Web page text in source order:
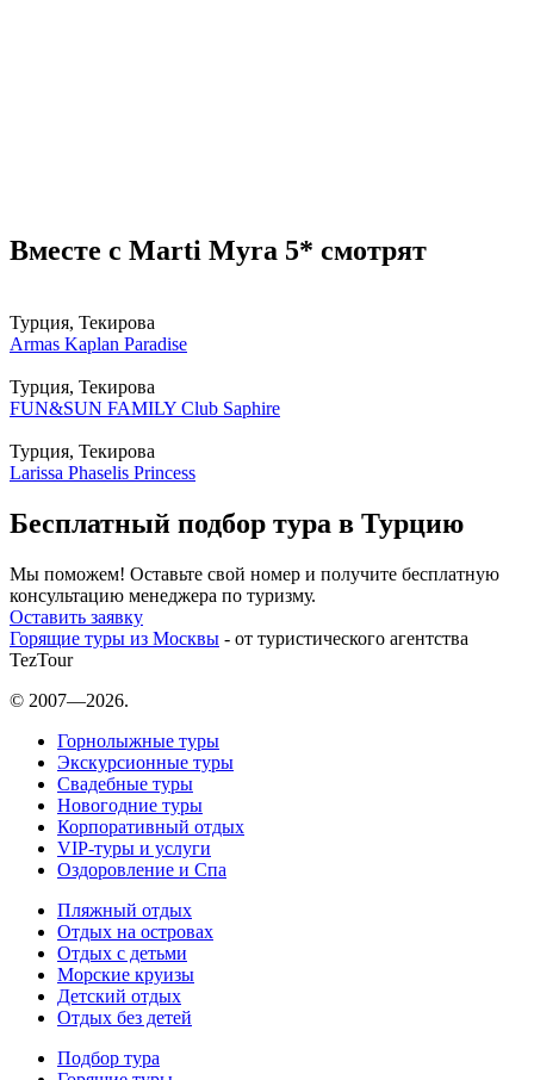
Вместе с Marti Myra 5* смотрят
Турция, Текирова
Armas Kaplan Paradise
Турция, Текирова
FUN&SUN FAMILY Club Saphire
Турция, Текирова
Larissa Phaselis Princess
Бесплатный подбор тура в Турцию
Мы поможем! Оставьте свой номер и получите бесплатную
консультацию менеджера по туризму.
Оставить заявку
Горящие туры из Москвы - от туристического агентства
TezTour
© 2007—2026.
Горнолыжные туры
Экскурсионные туры
Свадебные туры
Новогодние туры
Корпоративный отдых
VIP-туры и услуги
Оздоровление и Спа
Пляжный отдых
Отдых на островах
Отдых с детьми
Морские круизы
Детский отдых
Отдых без детей
Подбор тура